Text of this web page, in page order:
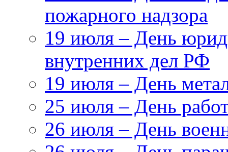
пожарного надзора
19 июля – День
внутренних дел РФ
19 июля – День
25 июля – День
26 июля – День